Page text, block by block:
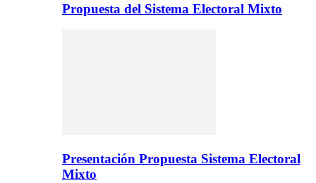
Propuesta del Sistema Electoral Mixto
Presentación Propuesta Sistema Electoral
Mixto